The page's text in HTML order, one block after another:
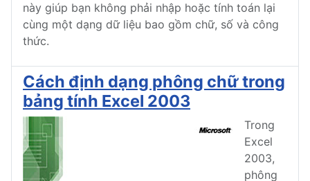
này giúp bạn không phải nhập hoặc tính toán lại
cùng một dạng dữ liệu bao gồm chữ, số và công
thức.
Cách định dạng phông chữ trong
bảng tính Excel 2003
Trong
Excel
2003,
phông